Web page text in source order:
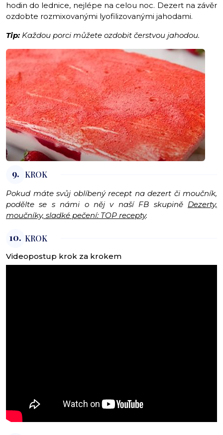
hodin do lednice, nejlépe na celou noc. Dezert na závěr
ozdobte rozmixovanými lyofilizovanými jahodami.
Tip: Každou porci můžete ozdobit čerstvou jahodou.
9. KROK
Pokud máte svůj oblíbený recept na dezert či moučník,
podělte se s námi o něj v naší FB skupině Dezerty,
moučníky, sladké pečení: TOP recepty.
10. KROK
Videopostup krok za krokem